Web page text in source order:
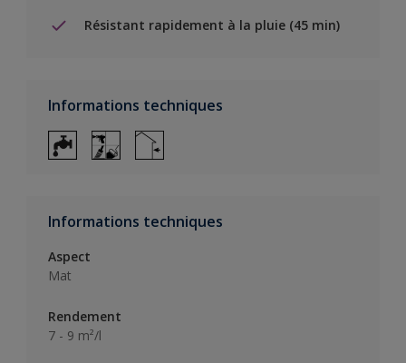
Résistant rapidement à la pluie (45 min)
Informations techniques
Informations techniques
Aspect
Mat
Rendement
7 - 9 m²/l